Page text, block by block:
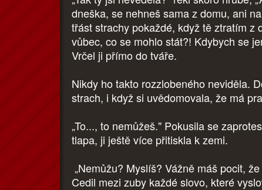
dneška, se nehneš sama z domu, ani
třást strachy pokaždé, když tě ztratím z
vůbec, co se mohlo stát?! Kdybych se
Vrčel ji přímo do tváře.
Nikdy ho takto rozzlobeného neviděla.
strach, i když si uvědomovala, že má
„To..., to nemůžeš." Pokusila se
tlapa, ji ještě více přitiskla k zemi.
„Nemůžu? Myslíš? Vážně máš pocit,
Cedil mezi zuby každé slovo, které